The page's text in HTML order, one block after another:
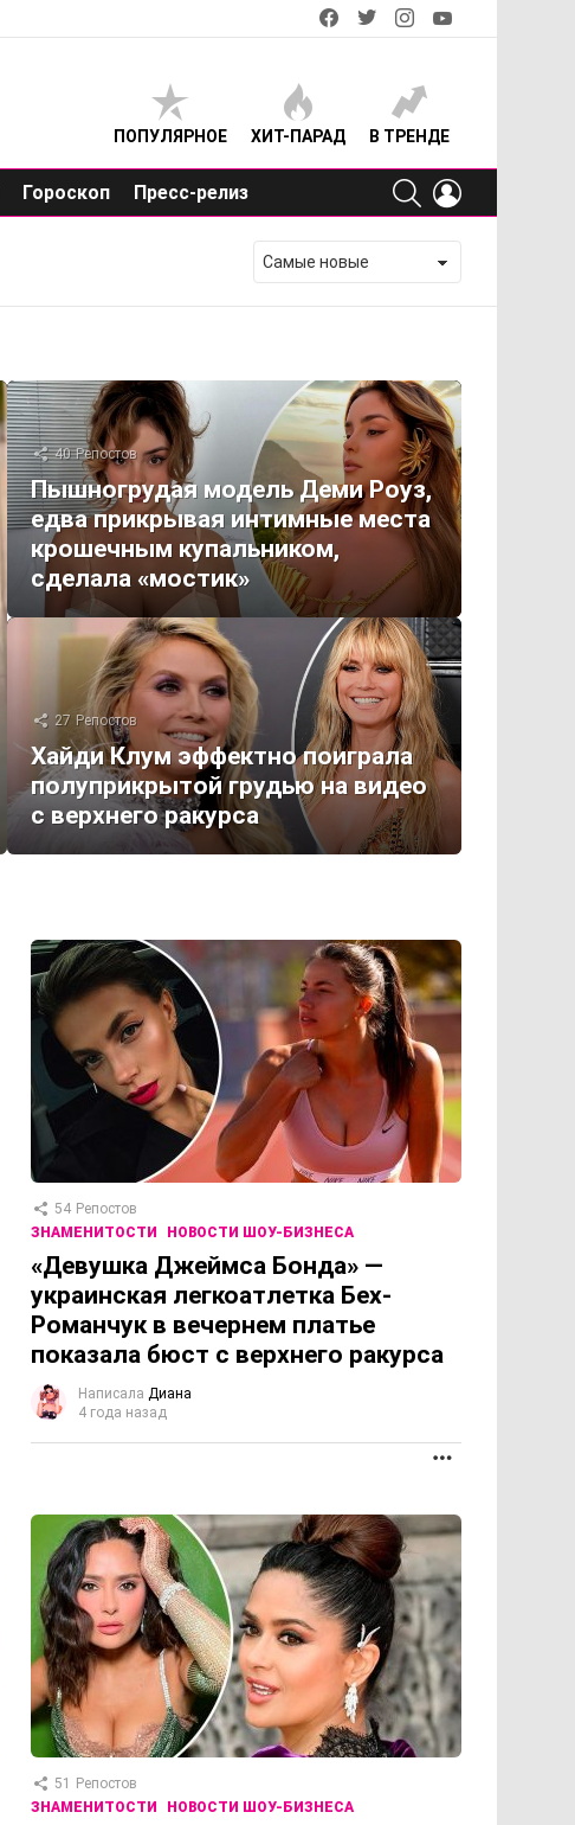
facebooktwitterinstagram
ПОПУЛЯРНОЕ ХИТ-ПАРАД В ТРЕНДЕ
Гороскоп Пресс-релиз
SEARCH
40 Репостов
Пышногрудая модель Деми Роуз,
едва прикрывая интимные места
крошечным купальником,
сделала «мостик»
27 Репостов
Хайди Клум эффектно поиграла
полуприкрытой грудью на видео
с верхнего ракурса
54 Репостов
ЗНАМЕНИТОСТИ
НОВОСТИ ШОУ-БИЗНЕСА
«Девушка Джеймса Бонда» —
украинская легкоатлетка Бех-
Романчук в вечернем платье
показала бюст с верхнего ракурса
Написала Диана
4 года назад
51
Репостов
ЗНАМЕНИТОСТИ
НОВОСТИ ШОУ-БИЗНЕСА